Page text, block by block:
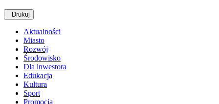
Drukuj
Aktualności
Miasto
Rozwój
Środowisko
Dla inwestora
Edukacja
Kultura
Sport
Promocja